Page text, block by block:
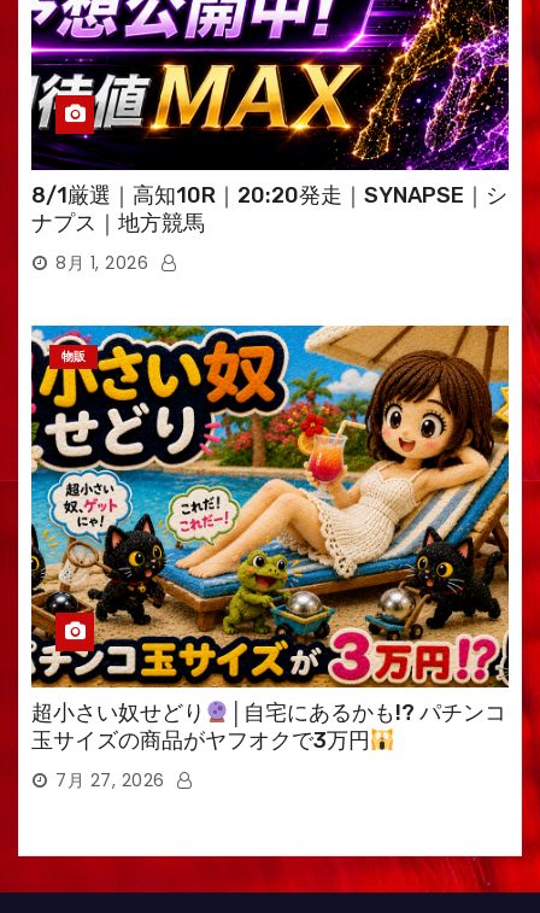
8/1厳選｜高知10R｜20:20発走｜SYNAPSE｜シ
ナプス｜地方競馬
8月 1, 2026
物販
超小さい奴せどり
│自宅にあるかも!? パチンコ
玉サイズの商品がヤフオクで3万円
7月 27, 2026